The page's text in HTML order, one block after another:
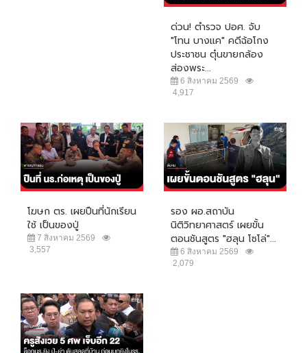
ด่วน! ตำรวจ ปอศ. จับ
"โทน บางแค" คดีฉ้อโกง
ประชาชน ตุ๋นขายกล้อง
ส่องพระ...
6 สิงหาคม 2569
4,917
โฆษก ตร. เผยปืนที่นักเรียน
ใช้ เป็นของปู่
7 สิงหาคม 2569
3,557
รอง ผอ.สถาบัน
นิติวิทยาศาสตร์ เผยขั้น
ตอนชันสูตร "ฮลุน โซโล่"...
6 สิงหาคม 2569
2,079